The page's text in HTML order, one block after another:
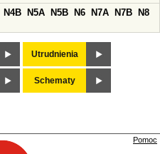
N4B N5A N5B N6 N7A N7B
N8
Utrudnienia
Schematy
Pomoc